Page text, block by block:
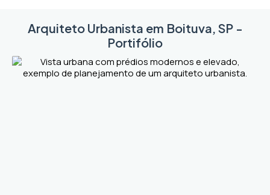
Arquiteto Urbanista em Boituva, SP -
Portifólio